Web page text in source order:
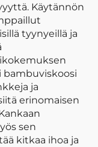
Käytännön
tyynyeillä ja
bambuviskoosi
ja
erinomaisen
sen
kitkaa ihoa ja